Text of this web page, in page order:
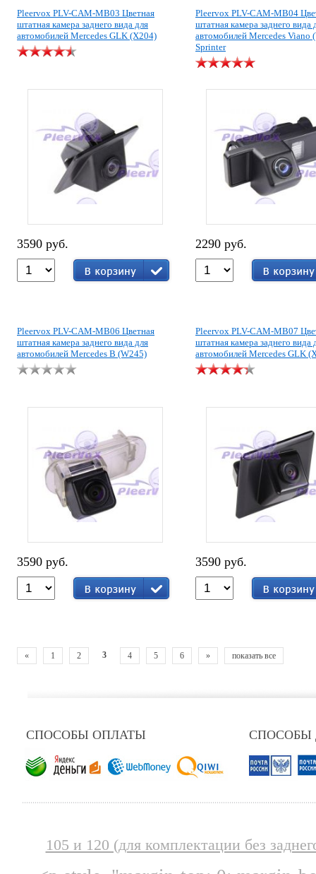
Pleervox PLV-CAM-MB03 Цветная
штатная камера заднего вида для
автомобилей Mercedes GLK (X204)
3590 руб.
Pleervox PLV-CAM-MB04
штатная камера заднего вида
автомобилей Mercedes Viano
Sprinter
2290 руб.
Pleervox PLV-CAM-MB06 Цветная
штатная камера заднего вида для
автомобилей Mercedes B (W245)
3590 руб.
Pleervox PLV-CAM-MB07
штатная камера заднего вида
автомобилей Mercedes GLK
3590 руб.
« 1 2 3 4 5 6 » показать все
СПОСОБЫ ОПЛАТЫ СПОСОБЫ
105 и 120 (для комплектации без